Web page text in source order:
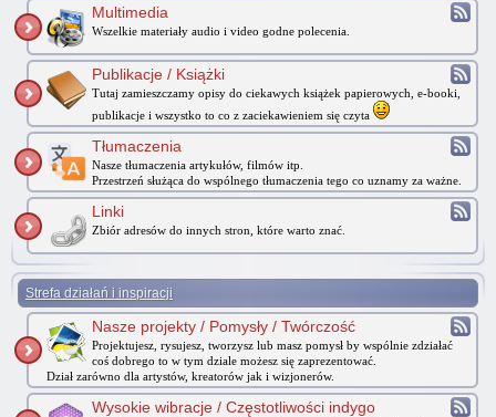
Multimedia
Wszelkie materiały audio i video godne polecenia.
Publikacje / Książki
Tutaj zamieszczamy opisy do ciekawych książek papierowych, e-booki,
publikacje i wszystko to co z zaciekawieniem się czyta
Tłumaczenia
Nasze tłumaczenia artykułów, filmów itp.
Przestrzeń służąca do wspólnego tłumaczenia tego co uznamy za ważne.
Linki
Zbiór adresów do innych stron, które warto znać.
Strefa działań i inspiracji
Nasze projekty / Pomysły / Twórczość
Projektujesz, rysujesz, tworzysz lub masz pomysł by wspólnie zdziałać
coś dobrego to w tym dziale możesz się zaprezentować.
Dział zarówno dla artystów, kreatorów jak i wizjonerów.
Wysokie wibracje / Częstotliwości indygo